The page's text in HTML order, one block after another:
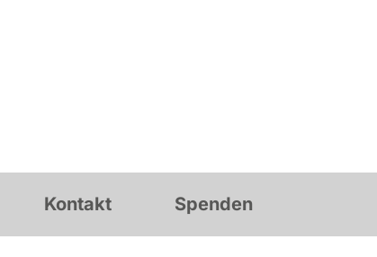
Kontakt Spenden